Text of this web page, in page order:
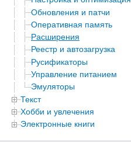
Обновления и патчи
Оперативная память
Расширения
Реестр и автозагрузка
Русификаторы
Управление питанием
Эмуляторы
Текст
Хобби и увлечения
Электронные книги